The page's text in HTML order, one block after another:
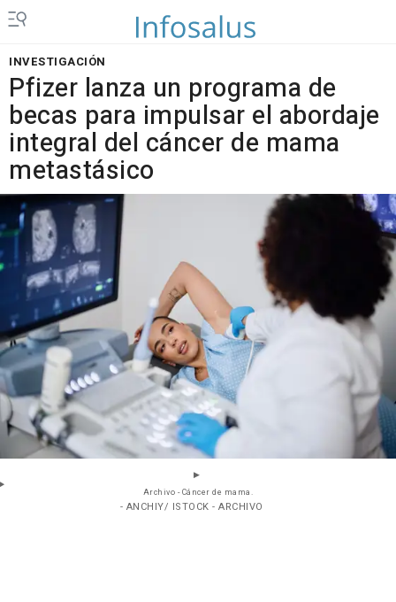
INVESTIGACIÓN
Pfizer lanza un programa de
becas para impulsar el abordaje
integral del cáncer de mama
metastásico
Archivo - Cáncer de mama.
- ANCHIY/ ISTOCK - ARCHIVO